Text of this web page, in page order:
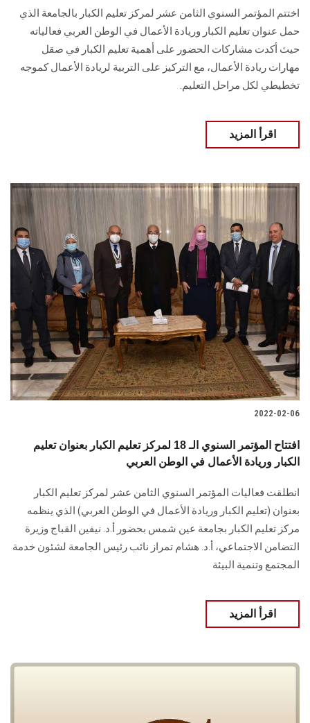
اختتم المؤتمر السنوي الثامن عشر لمركز تعليم الكبار بالجامعة الذي
حمل عنوان تعليم الكبار وريادة الأعمال في الوطن العربي فعالياته
حيث أكدت مشاركات الحضور على أهمية تعليم الكبار في صقل
مهارات ريادة الأعمال، مع التركيز على التربية لريادة الأعمال كموجه
تخطيطي لكل مراحل التعليم.
اقرأ المزيد
2022-02-06
افتتاح المؤتمر السنوي الـ 18 لمركز تعليم الكبار بعنوان تعليم
الكبار وريادة الأعمال في الوطن العربي
انطلقت فعاليات المؤتمر السنوي الثامن عشر لمركز تعليم الكبار
بعنوان (تعليم الكبار وريادة الأعمال في الوطن العربي) الذي ينظمه
مركز تعليم الكبار بجامعة عين شمس بحضور أ.د. نيفين القباج وزيرة
التضامن الاجتماعي، أ.د. هشام تمراز نائب رئيس الجامعة لشئون خدمة
المجتمع وتنمية البيئة
اقرأ المزيد